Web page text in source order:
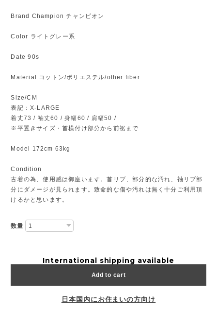
Brand Champion チャンピオン
Color ライトグレー系
Date 90s
Material コットン/ポリエステル/other fiber
Size/CM
表記：X-LARGE
着丈73 / 袖丈60 / 身幅60 / 肩幅50 /
※平置きサイズ・首横付け部分から前裾まで
Model 172cm 63kg
Condition
古着の為、使用感は御座います。首リブ、部分的な汚れ、袖リブ部
分にダメージが見られます。致命的な傷や汚れは無く十分ご利用頂
けるかと思います。
数量
International shipping available
Add to cart
日本国内にお住まいの方向け